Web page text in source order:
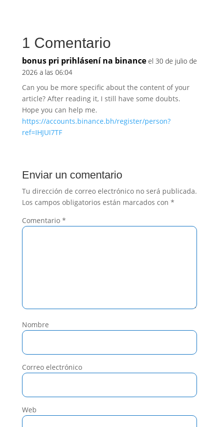
1 Comentario
bonus pri prihlásení na binance el 30 de julio de
2026 a las 06:04
Can you be more specific about the content of your
article? After reading it, I still have some doubts.
Hope you can help me.
https://accounts.binance.bh/register/person?
ref=IHJUI7TF
Enviar un comentario
Tu dirección de correo electrónico no será publicada.
Los campos obligatorios están marcados con *
Comentario *
Nombre
Correo electrónico
Web